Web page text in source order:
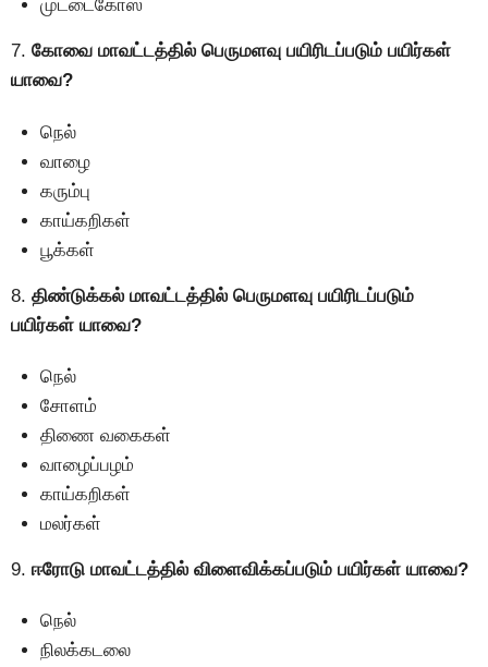
முட்டைகோஸ்
7. கோவை மாவட்டத்தில் பெருமளவு பயிரிடப்படும் பயிர்கள்
யாவை?
நெல்
வாழை
கரும்பு
காய்கறிகள்
பூக்கள்
8. திண்டுக்கல் மாவட்டத்தில் பெருமளவு பயிரிடப்படும்
பயிர்கள் யாவை?
நெல்
சோளம்
திணை வகைகள்
வாழைப்பழம்
காய்கறிகள்
மலர்கள்
9. ஈரோடு மாவட்டத்தில் விளைவிக்கப்படும் பயிர்கள் யாவை?
நெல்
நிலக்கடலை